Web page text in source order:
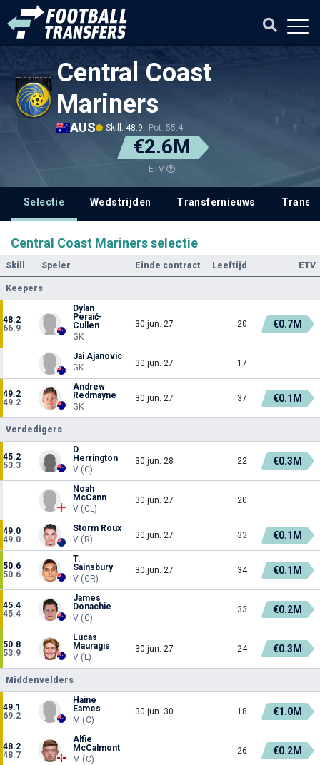
Central Coast
Mariners
AUS Skill: 48.9 Pot: 55.4
€2.6M
ETV
Selectie Wedstrijden Transfernieuws
Central Coast Mariners selectie
Skill Speler Einde contract Leeftijd ETV
Keepers
48.2
66.9
Dylan
Peraić-
Cullen
GK
30 jun. 27 20 €0.7M
Jai Ajanovic
GK
30 jun. 27 17
49.2
49.2
Andrew
Redmayne
GK
30 jun. 27 37 €0.1M
Verdedigers
45.2
53.3
D.
Herrington
V (C)
30 jun. 28 22 €0.3M
Noah
McCann
V (CL)
30 jun. 27 20
49.0
49.0
Storm Roux
V (R)
30 jun. 27 33 €0.1M
50.6
50.6
T.
Sainsbury
V (CR)
30 jun. 27 34 €0.1M
45.4
45.4
James
Donachie
V (C)
33 €0.2M
50.8
53.9
Lucas
Mauragis
V (L)
30 jun. 27 24 €0.3M
Middenvelders
49.1
69.2
Haine
Eames
M (C)
30 jun. 30 18 €1.0M
48.2
48.7
Alfie
McCalmont
M (C)
26 €0.2M